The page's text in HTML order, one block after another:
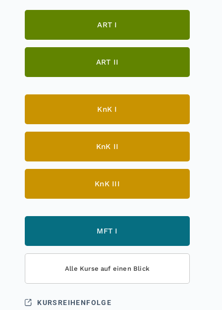
ART I
ART II
KnK I
KnK II
KnK III
MFT I
Alle Kurse auf einen Blick
KURSREIHENFOLGE